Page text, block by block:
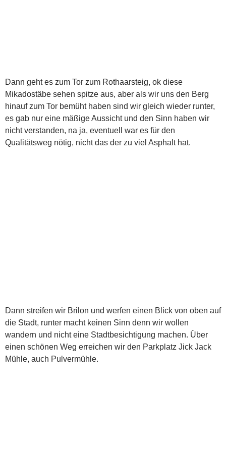
Dann geht es zum Tor zum Rothaarsteig, ok diese
Mikadostäbe sehen spitze aus, aber als wir uns den Berg
hinauf zum Tor bemüht haben sind wir gleich wieder runter,
es gab nur eine mäßige Aussicht und den Sinn haben wir
nicht verstanden, na ja, eventuell war es für den
Qualitätsweg nötig, nicht das der zu viel Asphalt hat.
Dann streifen wir Brilon und werfen einen Blick von oben auf
die Stadt, runter macht keinen Sinn denn wir wollen
wandern und nicht eine Stadtbesichtigung machen. Über
einen schönen Weg erreichen wir den Parkplatz Jick Jack
Mühle, auch Pulvermühle.